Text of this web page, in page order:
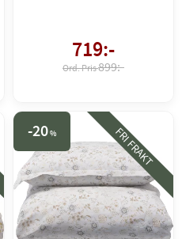
719:-
899:-
20% FRI FRAKT